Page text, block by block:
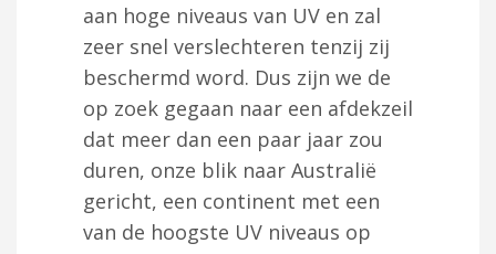
aan hoge niveaus van UV en zal
zeer snel verslechteren tenzij zij
beschermd word. Dus zijn we de
op zoek gegaan naar een afdekzeil
dat meer dan een paar jaar zou
duren, onze blik naar Australië
gericht, een continent met een
van de hoogste UV niveaus op